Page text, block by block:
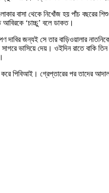
বাসা থেকে নিখোঁজ হয় পাঁচ
‘চাচ্চু’ বলে ডাকত।
দাবির জন্যই সে তার বাড়িওয়ালার
সাগরে ভাসিয়ে দেয়। ওইদিন রাতে
পিবিআই। গ্রেপ্তারের পর তাদের